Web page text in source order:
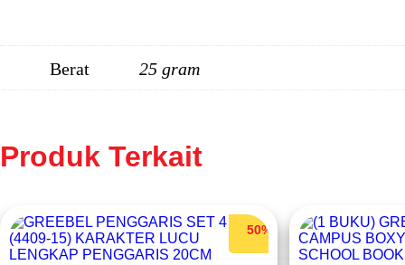
Berat 25 gram
Produk Terkait
50%